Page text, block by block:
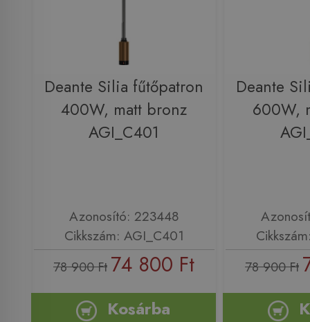
Deante Silia fűtőpatron
400W, matt bronz
AGI_C401
Azonosító: 223448
Cikkszám: AGI_C401
78 900 Ft 74 800 Ft
Kosárba
Deante
600W,
78 900 Ft